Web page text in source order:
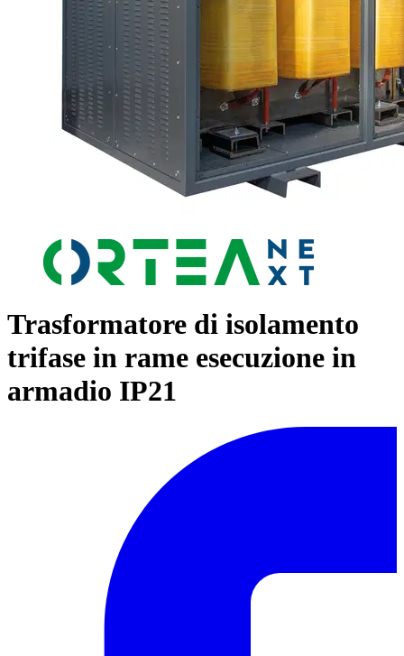
Trasformatore di isolamento
trifase in rame esecuzione in
armadio IP21